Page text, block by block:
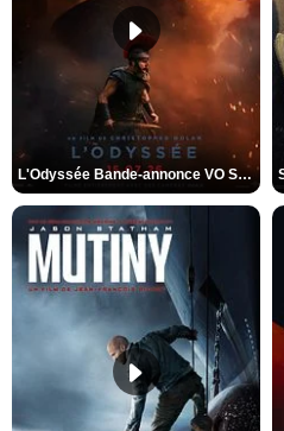
L'Odyssée Bande-annonce VO STFR